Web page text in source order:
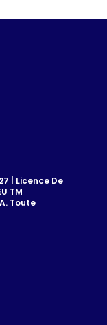
| Licence De
TM
Toute